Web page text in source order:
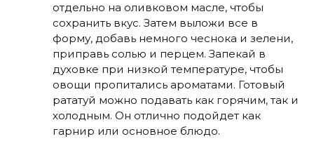
отдельно на оливковом масле, чтобы
сохранить вкус. Затем выложи все в
форму, добавь немного чеснока и зелени,
приправь солью и перцем. Запекай в
духовке при низкой температуре, чтобы
овощи пропитались ароматами. Готовый
рататуй можно подавать как горячим, так и
холодным. Он отлично подойдет как
гарнир или основное блюдо.